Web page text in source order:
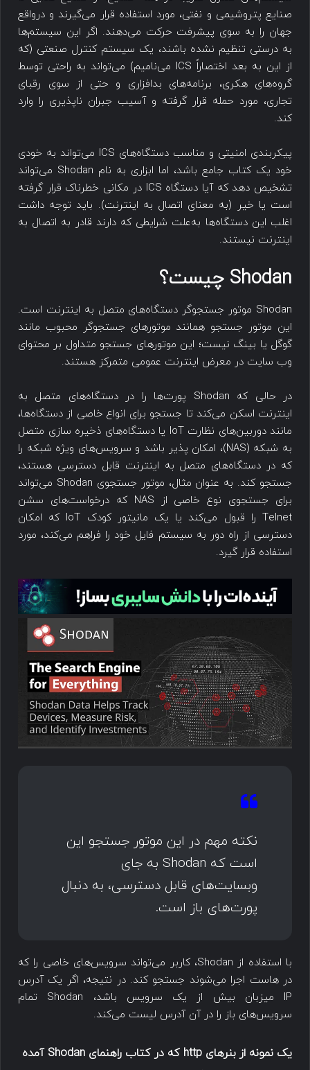
صنایع پتروشیمی و نفتی، مورد استفاده قرار می‌گیرند و درواقع
جهان را به سوی پیشرفت حرکت می‌دهند. اگر این سیستم‌ها
به درستی تنظیم نشده باشند، یک سیستم کنترل صنعتی (که
از این به بعد اختصاراً ICS می‌نامیم) می‌تواند به راحتی توسط
گروه‌های هکری، برنامه‌های بدافزاری و حتی از سوی رقبای
تجاری، مورد حمله قرار گرفته و آسیب جبران ناپذیری را وارد
کند.
پیکربندی امنیتی و مناسب دستگاه‌های ICS می‌تواند به خودی
خود یک کتاب جامع باشد، اما ابزاری به نام Shodan می‌تواند
تشخیص دهد که آیا دستگاه ICS در مکانی خطرناک قرار گرفته
است یا خیر (به معنای اتصال به اینترنت). باید توجه داشت
اغلب این دستگاه‌ها به‌علت شرایطی که دارند قادر به اتصال به
اینترنت نیستند.
Shodan چیست؟
Shodan موتور جستجوگر دستگاه‌های متصل به اینترنت است.
این موتور جستجو همانند موتورهای جستجوگر محبوب مانند
گوگل یا بینگ نیست؛ این موتورهای جستجو متداول بر محتوای
وب سایت در معرض اینترنت عمومی متمرکز هستند.
در حالی که Shodan پورت‌ها را در دستگاه‌های متصل به
اینترنت اسکن می‌کند تا جستجو برای انواع خاصی از دستگاه‌ها،
مانند دوربین‌های نظارت IoT یا دستگاه‌های ذخیره سازی متصل
به شبکه (NAS)، امکان پذیر باشد و سرویس‌های ویژه شبکه را
که در دستگاه‌های متصل به اینترنت قابل دسترسی هستند،
جستجو کند. به عنوان مثال، موتور جستجوی Shodan می‌تواند
برای جستجوی نوع خاصی از NAS که درخواست‌های سشن
Telnet را قبول می‌کند یا یک مانیتور کودک IoT که امکان
دسترسی از راه دور به سیستم فایل خود را فراهم می‌کند، مورد
استفاده قرار گیرد.
نکته مهم در این موتور جستجو این
است که Shodan به جای
وبسایت‌های قابل دسترسی، به دنبال
پورت‌های باز است.
با استفاده از Shodan، کاربر می‌تواند سرویس‌های خاصی را که
در هاست اجرا می‌شوند جستجو کند. در نتیجه، اگر یک آدرس
IP میزبان بیش از یک سرویس باشد، Shodan تمام
سرویس‌های باز را در آن آدرس لیست می‌کند.
یک نمونه از بنرهای http که در کتاب راهنمای Shodan آمده